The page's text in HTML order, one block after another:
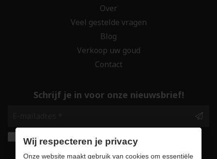
Over
Veel gestelde vragen
Blog
Verkoop uw goud
Contact
Schrijf je in voor onze nieuwsbrief!
Ik geef de toestemming om mijn gegevens te
bewaren en verwerken zoals aangegeven in
Wij respecteren je privacy
Onze website maakt gebruik van cookies om essentiële